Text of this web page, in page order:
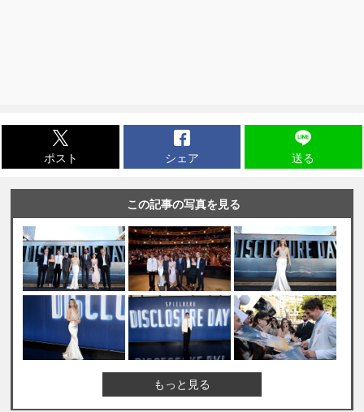
ポスト シェア 送る
この記事の写真を見る
もっと見る